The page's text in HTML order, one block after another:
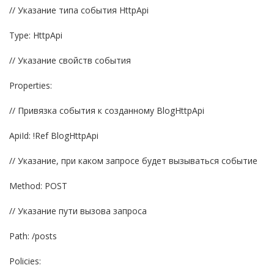
// Указание типа события HttpApi
Type: HttpApi
// Указание свойств события
Properties:
// Привязка события к созданному BlogHttpApi
ApiId: !Ref BlogHttpApi
// Указание, при каком запросе будет вызываться событие
Method: POST
// Указание пути вызова запроса
Path: /posts
Policies: